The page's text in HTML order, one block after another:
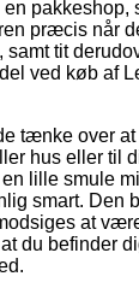
pakkeshop,
præcis når
tit
ved køb af
tænke over at
hus eller til
lille smule
smart. Den
at
du befinder